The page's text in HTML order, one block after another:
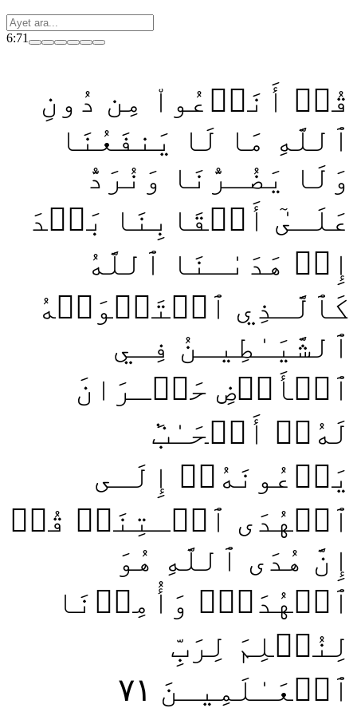
6:71
قُلۡ أَنَدۡعُواْ مِن دُونِ
ٱللَّهِ مَا لَا يَنفَعُنَا
وَلَا يَضُـرُّنَا وَنُرَدُّ
عَلَـىٰٓ أَعۡقَابِنَا بَعۡدَ
إِذۡ هَدَىٰـنَا ٱللَّهُ
كَٱلَّـذِي ٱسۡتَهۡوَتۡهُ
ٱلشَّيَـٰطِيـنُ فِـي
ٱلۡأَرۡضِ حَيۡـرَانَ
لَهُۥٓ أَصۡحَـٰبٞ
يَدۡعُونَهُۥٓ إِلَـى
ٱلۡهُدَى ٱئۡـتِنَاۗ قُلۡ
إِنَّ هُدَى ٱللَّهِ هُوَ
ٱلۡهُدَىٰۖ وَأُمِرۡنَا
لِنُسۡلِمَ لِرَبِّ
ٱلۡعَـٰلَمِيـنَ ٧١